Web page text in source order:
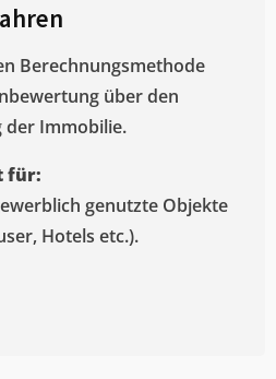
Berechnungsmethode
über den
der Immobilie.
für:
genutzte Objekte
Hotels etc.).